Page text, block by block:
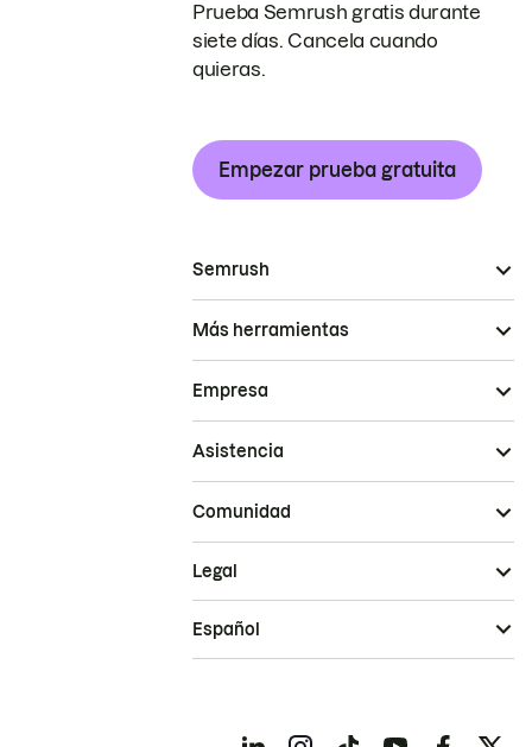
Prueba Semrush gratis durante
siete días. Cancela cuando
quieras.
Empezar prueba gratuita
Semrush
Más herramientas
Empresa
Asistencia
Comunidad
Legal
Español